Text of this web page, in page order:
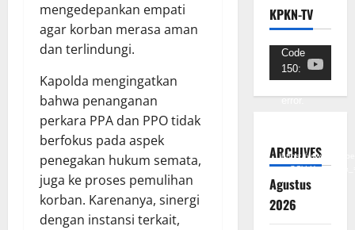
mengedepankan empati
agar korban merasa aman
dan terlindungi.
Kapolda mengingatkan
bahwa penanganan
perkara PPA dan PPO tidak
berfokus pada aspek
penegakan hukum semata,
juga ke proses pemulihan
korban. Karenanya, sinergi
dengan instansi terkait,
KPKN-TV
Pemutar
Video
Code
150:
error.
https://
ARCHIVES
Agustus
2026